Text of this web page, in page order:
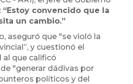
“Estoy convencido que la
un cambio.”
aseguró que "se violó la
y cuestionó el
al que calificó
"generar dádivas por
políticos y del